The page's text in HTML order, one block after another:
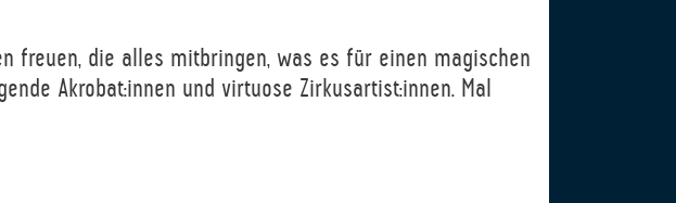
freuen, die alles mitbringen, was es für einen magischen
Akrobat:innen und virtuose Zirkusartist:innen. Mal